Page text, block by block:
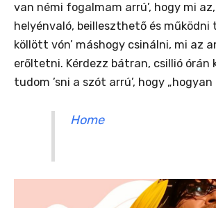
van némi fogalmam arrú’, hogy mi
helyénvaló, beilleszthető és működni
köllött vón’ máshogy csinálni, mi az
erőltetni. Kérdezz bátran, csillió órán
tudom ’sni a szót arrú’, hogy „hogyan
Home